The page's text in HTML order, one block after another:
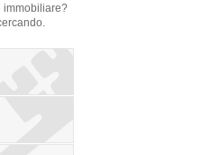
immobiliare?